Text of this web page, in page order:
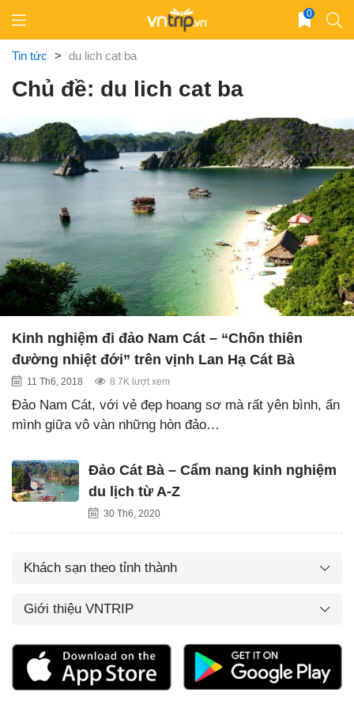
content
0
Tin tức > du lich cat ba
Chủ đề: du lich cat ba
Kinh nghiệm đi đảo Nam Cát – “Chốn thiên
đường nhiệt đới” trên vịnh Lan Hạ Cát Bà
11 Th6, 2018 8.7K lượt xem
Đảo Nam Cát, với vẻ đẹp hoang sơ mà rất yên bình, ẩn
mình giữa vô vàn những hòn đảo…
Đảo Cát Bà – Cẩm nang kinh nghiệm
du lịch từ A-Z
30 Th6, 2020
Khách sạn theo tỉnh thành
Giới thiệu VNTRIP